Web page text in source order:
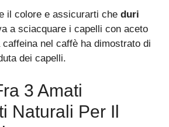
il colore e assicurarti che duri
a sciacquare i capelli con aceto
nel caffè ha dimostrato di
dei capelli.
3 Amati
Naturali Per Il